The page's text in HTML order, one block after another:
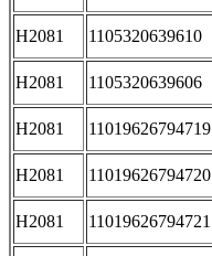
H2081 1105320639610
H2081 1105320639606
H2081 11019626794719
H2081 11019626794720
H2081 11019626794721